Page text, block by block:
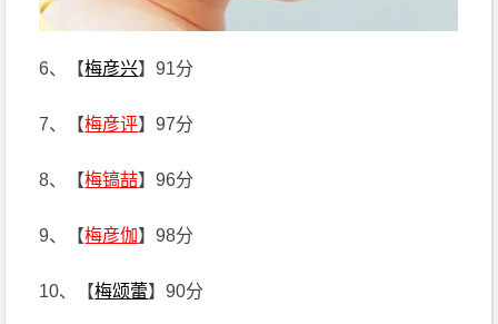
6、【梅彦兴】91分
7、【梅彦评】97分
8、【梅镐喆】96分
9、【梅彦伽】98分
10、【梅颂蕾】90分